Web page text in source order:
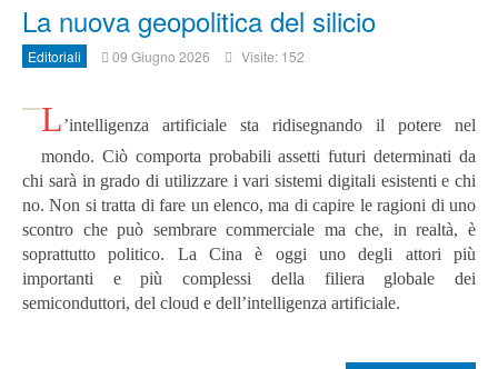
La nuova geopolitica del silicio
Editoriali 09 Giugno 2026 Visite: 152
L’intelligenza artificiale sta ridisegnando il potere nel
mondo. Ciò comporta probabili assetti futuri determinati da
chi sarà in grado di utilizzare i vari sistemi digitali esistenti e chi
no. Non si tratta di fare un elenco, ma di capire le ragioni di uno
scontro che può sembrare commerciale ma che, in realtà, è
soprattutto politico. La Cina è oggi uno degli attori più
importanti e più complessi della filiera globale dei
semiconduttori, del cloud e dell’intelligenza artificiale.